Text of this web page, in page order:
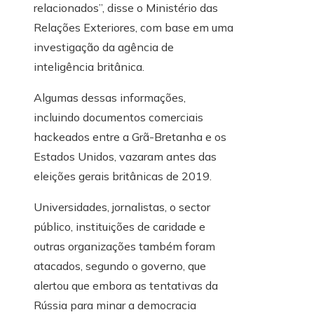
relacionados”, disse o Ministério das
Relações Exteriores, com base em uma
investigação da agência de
inteligência britânica.
Algumas dessas informações,
incluindo documentos comerciais
hackeados entre a Grã-Bretanha e os
Estados Unidos, vazaram antes das
eleições gerais britânicas de 2019.
Universidades, jornalistas, o sector
público, instituições de caridade e
outras organizações também foram
atacados, segundo o governo, que
alertou que embora as tentativas da
Rússia para minar a democracia